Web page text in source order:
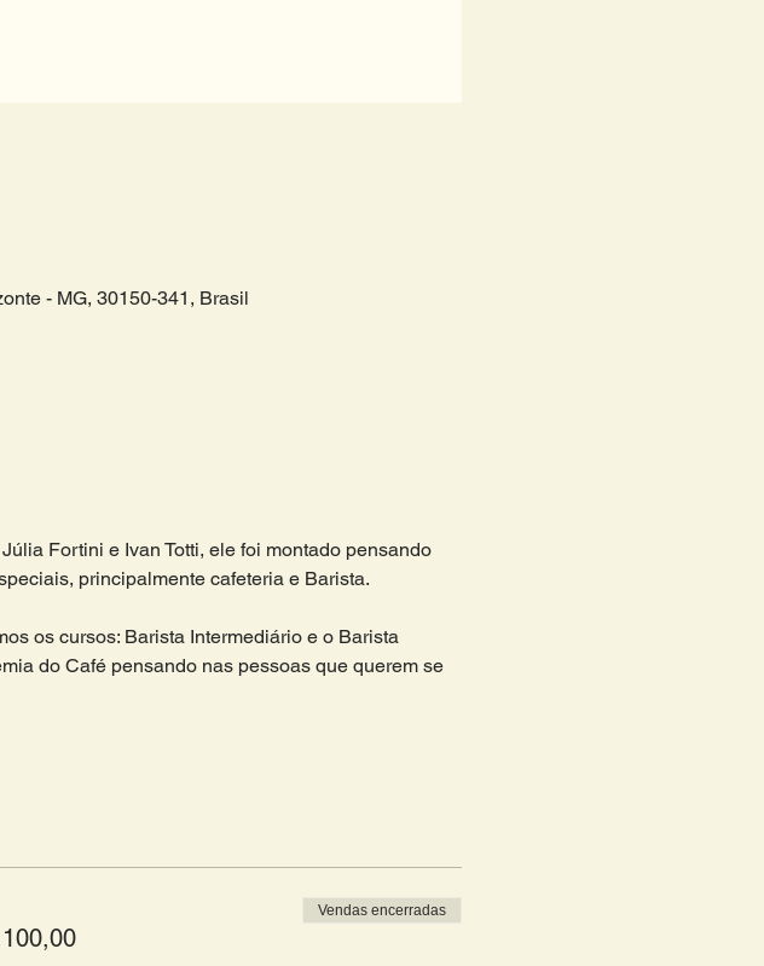
- MG, 30150-341, Brasil
Fortini e Ivan Totti, ele foi montado pensando
principalmente cafeteria e Barista.
os cursos: Barista Intermediário e o Barista
do Café pensando nas pessoas que querem se
Vendas encerradas